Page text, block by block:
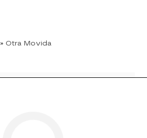
» Otra Movida